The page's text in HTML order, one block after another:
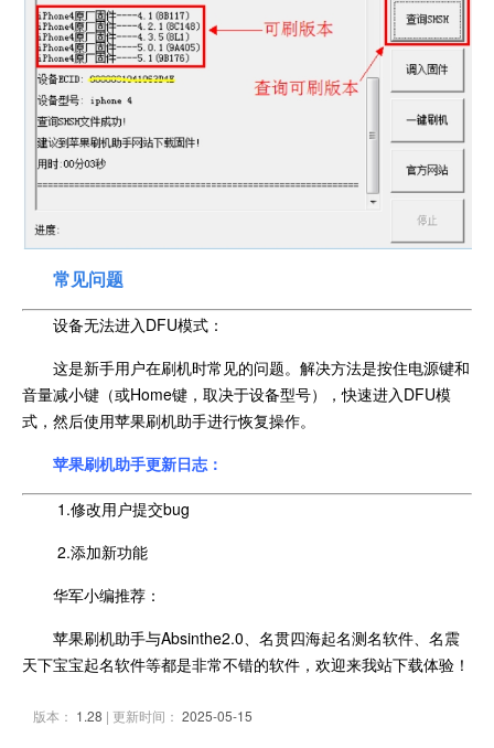
常见问题
设备无法进入DFU模式：
这是新手用户在刷机时常见的问题。解决方法是按住电源键和
音量减小键（或Home键，取决于设备型号），快速进入DFU模
式，然后使用苹果刷机助手进行恢复操作。
苹果刷机助手更新日志：
1.修改用户提交bug
2.添加新功能
华军小编推荐：
苹果刷机助手与Absinthe2.0、名贯四海起名测名软件、名震
天下宝宝起名软件等都是非常不错的软件，欢迎来我站下载体验！
版本： 1.28 | 更新时间： 2025-05-15